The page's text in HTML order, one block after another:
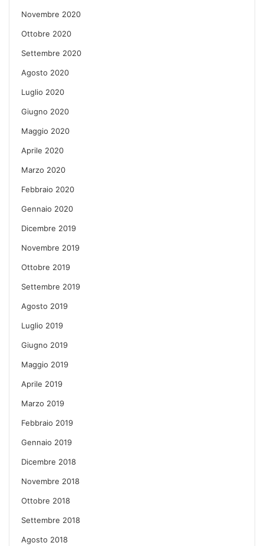
Novembre 2020
Ottobre 2020
Settembre 2020
Agosto 2020
Luglio 2020
Giugno 2020
Maggio 2020
Aprile 2020
Marzo 2020
Febbraio 2020
Gennaio 2020
Dicembre 2019
Novembre 2019
Ottobre 2019
Settembre 2019
Agosto 2019
Luglio 2019
Giugno 2019
Maggio 2019
Aprile 2019
Marzo 2019
Febbraio 2019
Gennaio 2019
Dicembre 2018
Novembre 2018
Ottobre 2018
Settembre 2018
Agosto 2018